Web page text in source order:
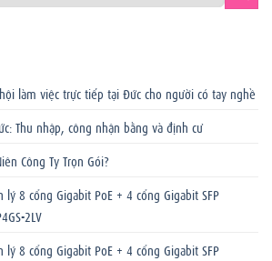
làm việc trực tiếp tại Đức cho người có tay nghề
Thu nhập, công nhận bằng và định cư
Công Ty Trọn Gói?
8 cổng Gigabit PoE + 4 cổng Gigabit SFP
2LV
8 cổng Gigabit PoE + 4 cổng Gigabit SFP